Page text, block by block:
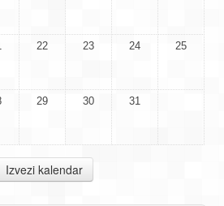
22 23 24 25
29 30 31